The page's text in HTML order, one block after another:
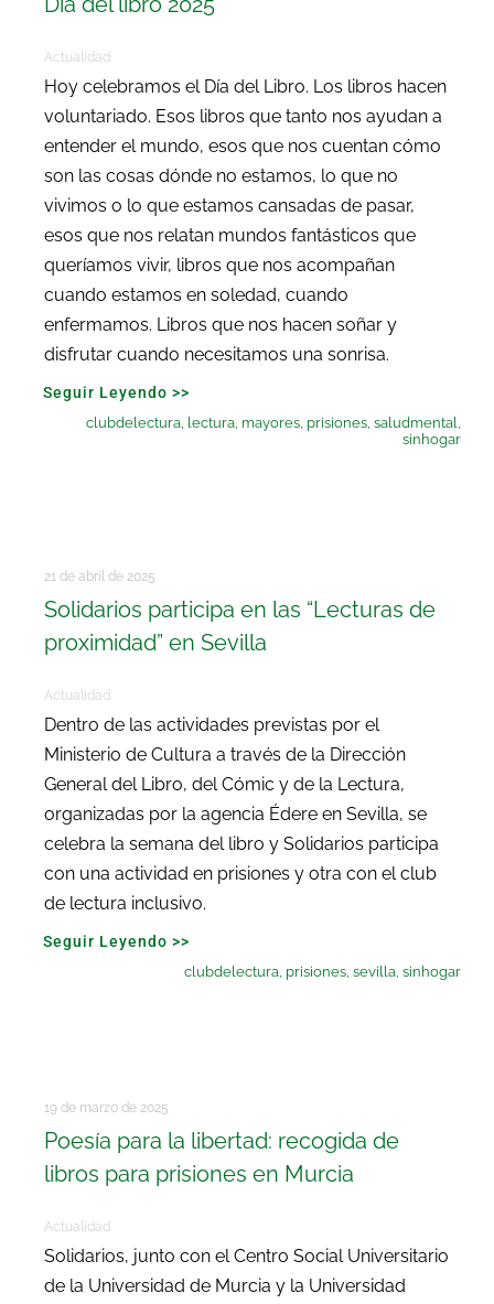
Actualidad
Hoy celebramos el Día del Libro. Los libros hacen
voluntariado. Esos libros que tanto nos ayudan a
entender el mundo, esos que nos cuentan cómo
son las cosas dónde no estamos, lo que no
vivimos o lo que estamos cansadas de pasar,
esos que nos relatan mundos fantásticos que
queríamos vivir, libros que nos acompañan
cuando estamos en soledad, cuando
enfermamos. Libros que nos hacen soñar y
disfrutar cuando necesitamos una sonrisa.
Seguir Leyendo >>
clubdelectura lectura mayores prisiones ,saludmental
sinhogar
21 de abril de 2025
Solidarios participa en las “Lecturas de
proximidad” en Sevilla
Actualidad
Dentro de las actividades previstas por el
Ministerio de Cultura a través de la Dirección
General del Libro, del Cómic y de la Lectura,
organizadas por la agencia Édere en Sevilla, se
celebra la semana del libro y Solidarios participa
con una actividad en prisiones y otra con el club
de lectura inclusivo.
Seguir Leyendo >>
clubdelectura prisiones ,sevilla ,sinhogar
19 de marzo de 2025
Poesía para la libertad: recogida de
libros para prisiones en Murcia
Actualidad
Solidarios, junto con el Centro Social Universitario
de la Universidad de Murcia y la Universidad